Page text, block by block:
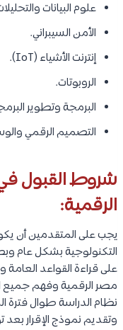
علوم البيانات
الأمن السيبراني.
إنترنت الأشياء (IoT).
الروبوتات.
البرمجة وتطوير
التصميم الرقمي
شروط القبول
الرقمية:
يجب على المتقدمين أن
التكنولوجية بشكل عام
على قراءة القواعد
مصر الرقمية وفهم جميع
نظام الدراسة طوال فترة
وتقديم نموذج الإقرار بعد